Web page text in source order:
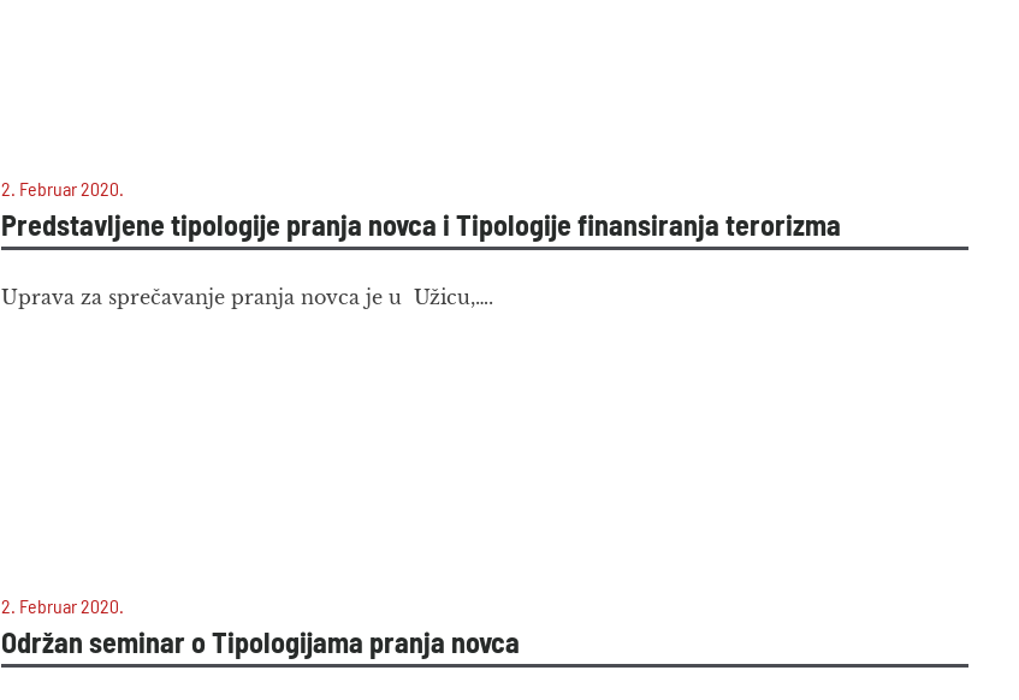
2. Februar 2020.
Predstavljene tipologije pranja novca i Tipologije finansiranja terorizma
Uprava za sprečavanje pranja novca je u Užicu,….
2. Februar 2020.
Održan seminar o Tipologijama pranja novca